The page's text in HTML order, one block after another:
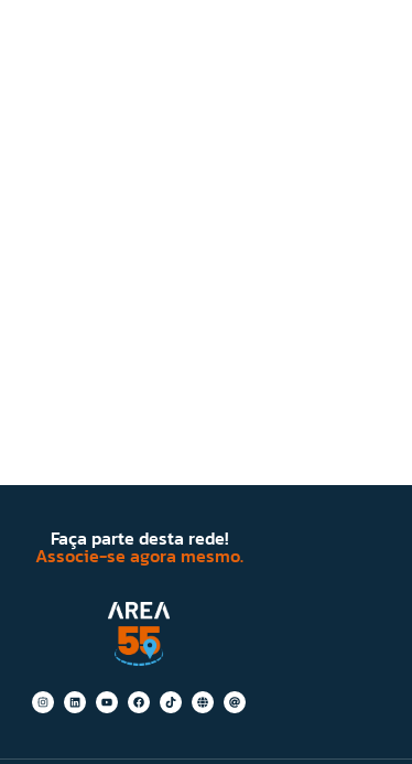
Faça parte desta rede!
Associe-se agora mesmo.